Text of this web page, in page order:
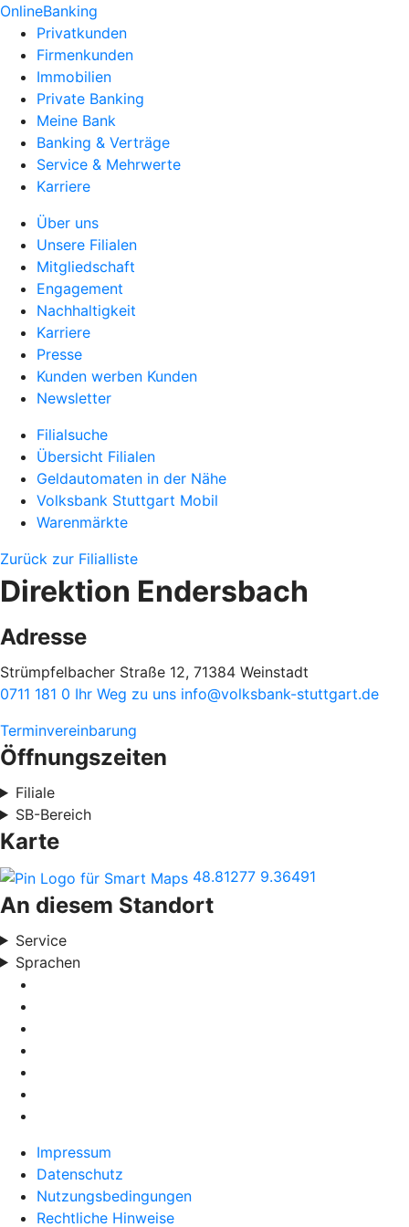
OnlineBanking
Privatkunden
Firmenkunden
Immobilien
Private Banking
Meine Bank
Banking & Verträge
Service & Mehrwerte
Karriere
Über uns
Unsere Filialen
Mitgliedschaft
Engagement
Nachhaltigkeit
Karriere
Presse
Kunden werben Kunden
Newsletter
Filialsuche
Übersicht Filialen
Geldautomaten in der Nähe
Volksbank Stuttgart Mobil
Warenmärkte
Zurück zur Filialliste
Direktion Endersbach
Adresse
Strümpfelbacher Straße 12, 71384 Weinstadt
0711 181 0 Ihr Weg zu uns info@volksbank-stuttgart.de
Terminvereinbarung
Öffnungszeiten
Filiale
SB-Bereich
Karte
48.81277 9.36491
An diesem Standort
Service
Sprachen
Impressum
Datenschutz
Nutzungsbedingungen
Rechtliche Hinweise